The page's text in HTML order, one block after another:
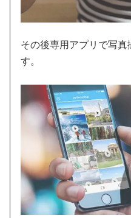
その後専用アプリで写
す。